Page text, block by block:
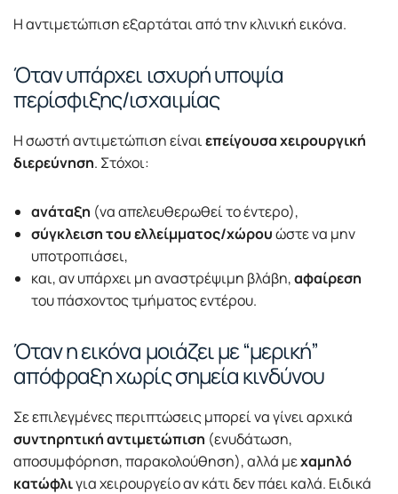
Η αντιμετώπιση εξαρτάται από την κλινική εικόνα.
Όταν υπάρχει ισχυρή υποψία
περίσφιξης/ισχαιμίας
Η σωστή αντιμετώπιση είναιεπείγουσα χειρουργική
διερεύνηση. Στόχοι:
ανάταξη (να απελευθερωθεί το έντερο),
σύγκλειση του ελλείμματος/χώρουώστε να μην
υποτροπιάσει,
και, αν υπάρχει μη αναστρέψιμη βλάβη,αφαίρεση
του πάσχοντος τμήματος εντέρου.
Όταν η εικόνα μοιάζει με “μερική”
απόφραξη χωρίς σημεία κινδύνου
Σε επιλεγμένες περιπτώσεις μπορεί να γίνει αρχικά
συντηρητική αντιμετώπιση (ενυδάτωση,
αποσυμφόρηση, παρακολούθηση), αλλά μεχαμηλό
κατώφλιγια χειρουργείο αν κάτι δεν πάει καλά. Ειδικά